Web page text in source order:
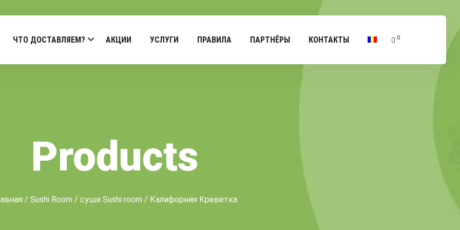
ЧТО ДОСТАВЛЯЕМ? АКЦИИ УСЛУГИ ПРАВИЛА ПАРТНЁРЫ КОНТАКТЫ 0
Products
/ Sushi Room / суши Sushi room / Калифорния Креветка